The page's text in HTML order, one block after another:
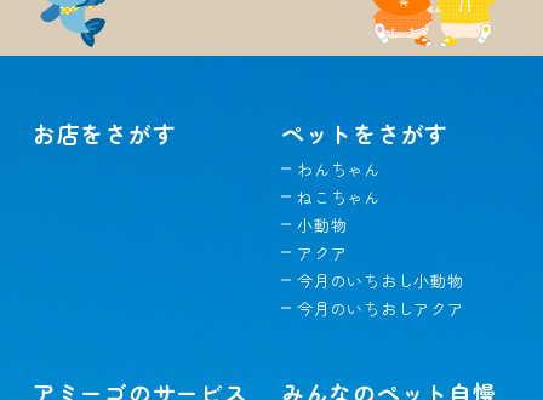
お店をさがす ペットをさがす
わんちゃん
ねこちゃん
小動物
アクア
今月のいちおし小動物
今月のいちおしアクア
アミーゴのサービス みんなのペット自慢